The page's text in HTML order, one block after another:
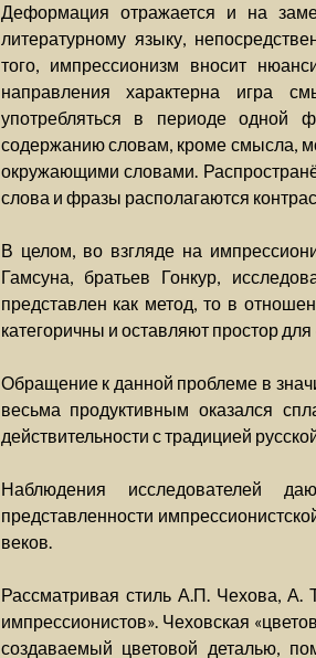
Деформация отражается и на
литературному языку,
того, импрессионизм вносит
направления характерна игра
употребляться в периоде одной
содержанию словам, кроме смысла,
окружающими словами.
слова и фразы располагаются
В целом, во взгляде на
Гамсуна, братьев Гонкур,
представлен как метод, то в
категоричны и оставляют простор
Обращение к данной проблеме в
весьма продуктивным оказался
действительности с традицией
Наблюдения исследователей
представленности
веков.
Рассматривая стиль А.П. Чехова, А.
импрессионистов». Чеховская
создаваемый цветовой деталью,